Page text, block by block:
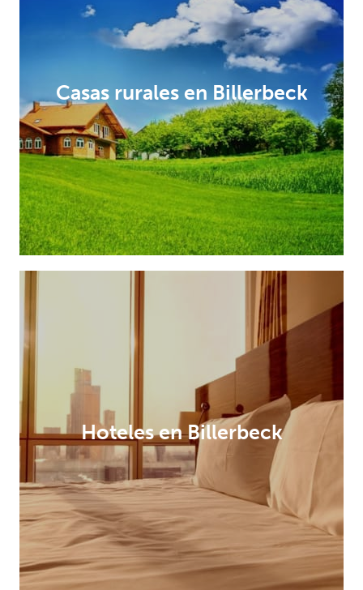
Casas rurales en Billerbeck
Hoteles en Billerbeck